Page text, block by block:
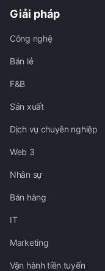
Giải pháp
Công nghệ
Bán lẻ
F&B
Sản xuất
Dịch vụ chuyên nghiệp
Web 3
Nhân sự
Bán hàng
IT
Marketing
Vận hành tiền tuyến